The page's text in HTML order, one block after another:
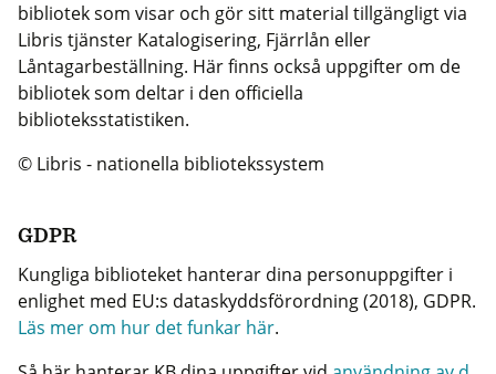
bibliotek som visar och gör sitt material tillgängligt via
Libris tjänster Katalogisering, Fjärrlån eller
Låntagarbeställning. Här finns också uppgifter om de
bibliotek som deltar i den officiella
biblioteksstatistiken.
© Libris - nationella bibliotekssystem
GDPR
Kungliga biblioteket hanterar dina personuppgifter i
enlighet med EU:s dataskyddsförordning (2018), GDPR.
Läs mer om hur det funkar här.